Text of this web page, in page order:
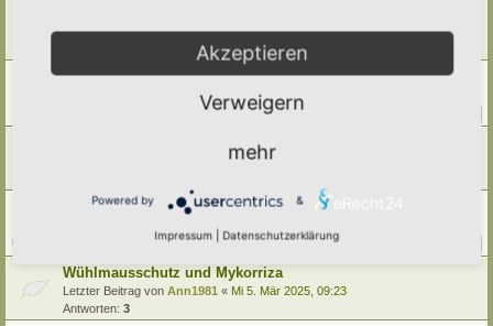
Letzter Beitrag vonAmarille«Mi 17. Sep 2025, 16:00
Wein
Ann1981
Do 14. Aug 2025, 09:23
Mi 16. Jul 2025, 18:29
Mirabelle? Kirschpflaume?
Wühlmausschutz und Mykorriza
Letzter Beitrag von Ann1981 « Mi 5. Mär 2025, 09:23
Antworten: 3
Akzeptieren
Verweigern
mehr
Powered by &
Impressum Datenschutzerklärung